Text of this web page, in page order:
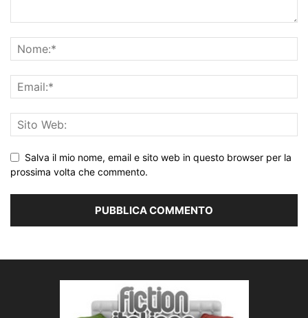
Salva il mio nome, email e sito web in questo browser per la
prossima volta che commento.